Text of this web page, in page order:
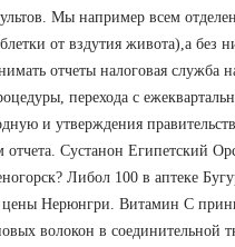
Мы например всем
от вздутия живота),а без
отчеты налоговая служба
перехода с
и утверждения
Сустанон Египетский
Либол 100 в аптеке
Нерюнгри. Витамин С
волокон в соединительной